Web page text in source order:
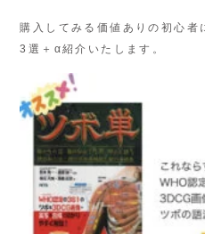
購入してみる価値ありの初心者
3選＋α紹介いたします。